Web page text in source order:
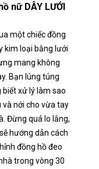
nữ DÂY LƯỚI
một chiếc đồng
kim loại bằng lưới
mang không
Bạn lúng túng
biết xử lý làm sao
và nới cho vừa tay
Đừng quá lo lắng,
hướng dẫn cách
đồng hồ đeo
trong vòng 30